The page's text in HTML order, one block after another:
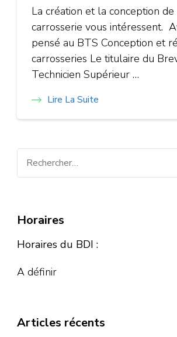
La création et la conception de
carrosserie vous intéressent.
pensé au BTS Conception et
carrosseries Le titulaire du
Technicien Supérieur …
Lire La Suite
Horaires
Horaires du BDI :
A définir
Articles récents